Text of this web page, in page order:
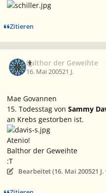
Zitieren
Balthor der Geweihte
16. Mai 200521 J.
Mae Govannen
15. Todesstag von Sammy
an Krebs gestorben ist.
Atenio!
Balthor der Geweihte
:T
Bearbeitet (16. Mai 200521 J.